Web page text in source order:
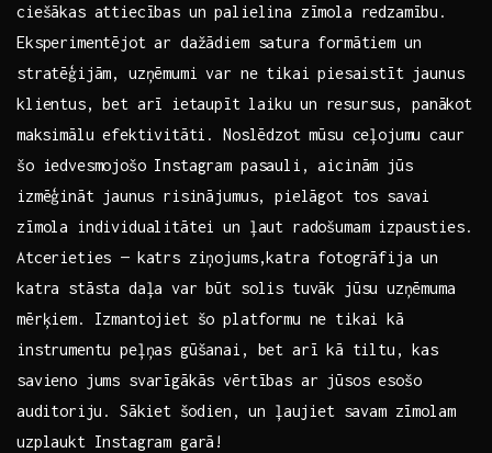
ciešākas attiecības un palielina zīmola redzamību.
Eksperimentējot ar dažādiem satura formātiem un
stratēģijām, uzņēmumi var ne tikai⁣ piesaistīt‌ jaunus
klientus, bet arī ⁤ietaupīt ⁤laiku ⁣un ⁢resursus, panākot
⁤maksimālu efektivitāti. Noslēdzot mūsu ceļojumu caur
šo iedvesmojošo Instagram pasauli, aicinām jūs​
izmēģināt⁤ jaunus risinājumus, pielāgot tos savai
zīmola individualitātei un ļaut radošumam izpausties.
Atcerieties — katrs ziņojums,katra fotogrāfija⁤ un
katra stāsta daļa var būt solis tuvāk jūsu ⁣uzņēmuma
mērķiem. Izmantojiet šo platformu ne tikai kā
instrumentu peļņas gūšanai, bet arī kā ⁣tiltu, kas
savieno jums svarīgākās vērtības ar jūsos esošo
⁣auditoriju. ​Sākiet⁤ šodien, un ļaujiet savam zīmolam
uzplaukt Instagram garā!